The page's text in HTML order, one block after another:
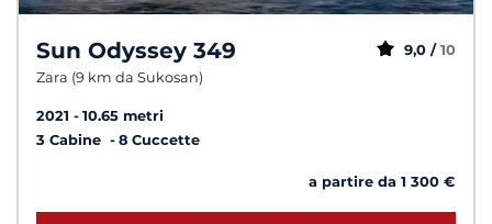
Sun Odyssey 349
Zara (9 km da Sukosan)
9,0 / 10
2021
10.65 metri
3 Cabine
8 Cuccette
a partire da 1 300 €